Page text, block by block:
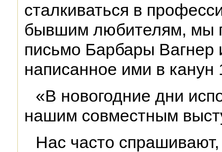
сталкиваться в
бывшим любителям, мы
письмо Барбары Вагнер
написанное ими в канун
«В новогодние дни
нашим совместным
Нас часто спрашивают,